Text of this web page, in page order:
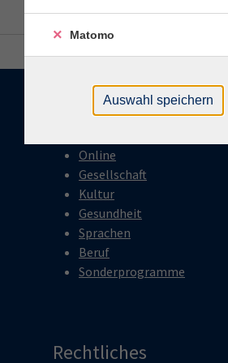
Programm
Online
Gesellschaft
Kultur
Gesundheit
Sprachen
Beruf
Sonderprogramme
Rechtliches
Matomo
Auswahl speichern